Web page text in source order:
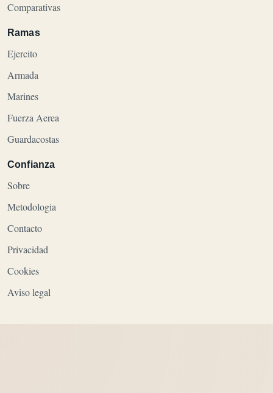
Comparativas
Ramas
Ejercito
Armada
Marines
Fuerza Aerea
Guardacostas
Confianza
Sobre
Metodologia
Contacto
Privacidad
Cookies
Aviso legal